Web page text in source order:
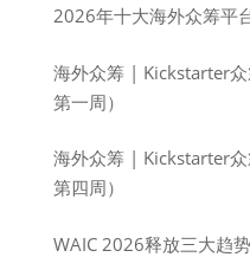
2026年十大海外众筹平
海外众筹 | Kickstarter
第一周）
海外众筹 | Kickstarter
第四周）
WAIC 2026释放三大趋